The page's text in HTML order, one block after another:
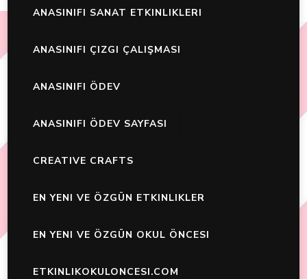
ANASINIFI SANAT ETKINLIKLERI
ANASINIFI ÇIZGI ÇALIŞMASI
ANASINIFI ÖDEV
ANASINIFI ÖDEV SAYFASI
CREATIVE CRAFTS
EN YENI VE ÖZGÜN ETKINLIKLER
EN YENI VE ÖZGÜN OKUL ÖNCESI
ETKINLIKOKULONCESI.COM